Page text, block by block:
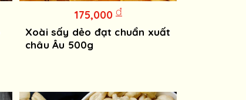
175,000 đ
Xoài sấy dẻo đạt chuẩn xuất
châu Âu 500g